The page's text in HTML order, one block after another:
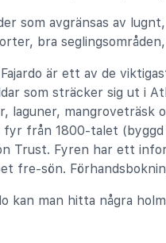
som avgränsas av
bra
Fajardo är ett av de
som sträcker sig ut i
laguner, mangroveträsk
från 1800-talet (byggd
Trust. Fyren har ett
fre-sön.
kan man hitta några